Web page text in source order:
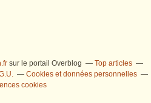
sur le portail Overblog
Top articles
Cookies et données personnelles
cookies